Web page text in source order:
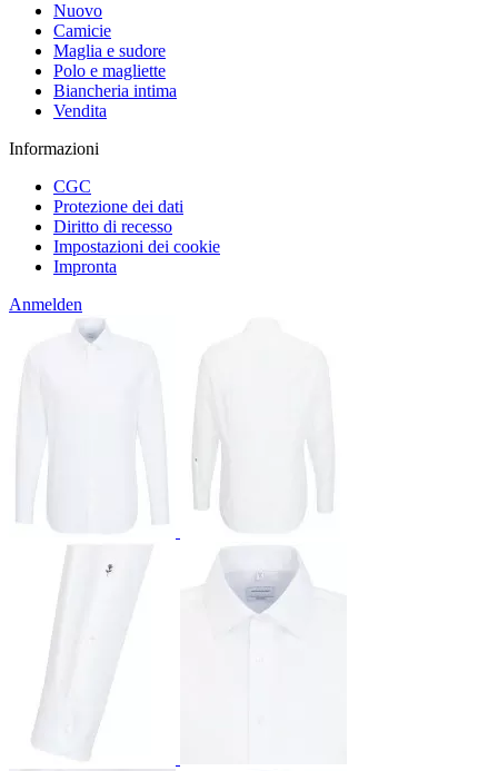
Nuovo
Camicie
Maglia e sudore
Polo e magliette
Biancheria intima
Vendita
Informazioni
CGC
Protezione dei dati
Diritto di recesso
Impostazioni dei cookie
Impronta
Anmelden